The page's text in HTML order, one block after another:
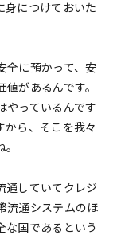
身につけておいた
全に預かって、安
があるんです。
やっているんです
から、そこを我々
通していてクレジ
流通システムのほ
な国であるという